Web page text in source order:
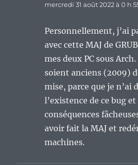
mercredi 31 août 2022 à 0 h
Personnellement, j’ai
avec cette MAJ de
mes deux PC sous
soient anciens (2009)
mise, parce que je n’ai
l’existence de ce bug et
conséquences
avoir fait la MAJ et
machines.